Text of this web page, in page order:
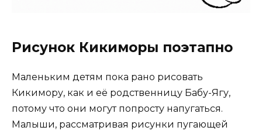
Рисунок Кикиморы поэтапно
Маленьким детям пока рано рисовать
Кикимору, как и её родственницу Бабу-Ягу,
потому что они могут попросту напугаться.
Малыши, рассматривая рисунки пугающей